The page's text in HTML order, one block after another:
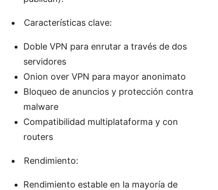
Características clave:
Doble VPN para enrutar a través de dos
servidores
Onion over VPN para mayor anonimato
Bloqueo de anuncios y protección contra
malware
Compatibilidad multiplataforma y con
routers
Rendimiento:
Rendimiento estable en la mayoría de